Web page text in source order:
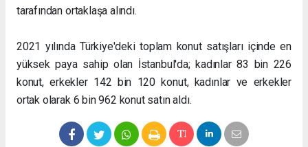
tarafından ortaklaşa alındı.
2021 yılında Türkiye'deki toplam konut satışları içinde en
yüksek paya sahip olan İstanbul'da; kadınlar 83 bin 226
konut, erkekler 142 bin 120 konut, kadınlar ve erkekler
ortak olarak 6 bin 962 konut satın aldı.